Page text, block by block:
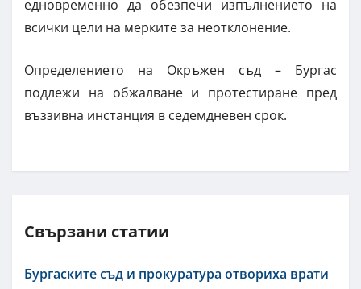
едновременно да обезпечи изпълнението на
всички цели на мерките за неотклонение.
Определението на Окръжен съд – Бургас
подлежи на обжалване и протестиране пред
въззивна инстанция в седемдневен срок.
Свързани статии
Бургаските съд и прокуратура отвориха врати